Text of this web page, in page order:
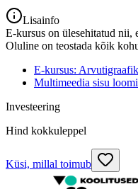
Lisainfo
E-kursus on ülesehitatud nii,
Oluline on teostada kõik
E-kursus:
Multimeedia sisu
Investeering
Hind kokkuleppel
Küsi, millal toimub